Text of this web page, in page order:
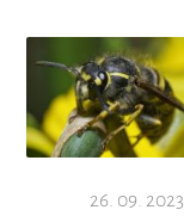
26. 09. 2023